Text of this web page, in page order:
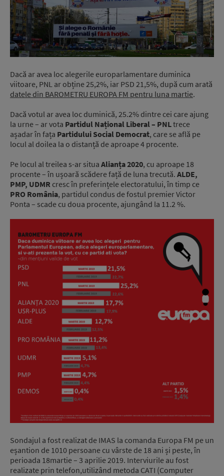
Dacă ar avea loc alegerile europarlamentare duminica
viitoare, PNL ar obține 25,2%, iar PSD 21,5%, după cum arată
datele din BAROMETRU EUROPA FM pentru luna martie.
Dacă votul ar avea loc duminică, 25.2% dintre cei care ajung
la urne – ar vota Partidul Național Liberal – PNLtrece
așadar în fața Partidului Social Democrat, care se află pe
locul al doilea la o distanță de aproape 4 procente.
Pe locul al treilea s-ar situa Alianța 2020, cu aproape 18
procente – în ușoară scădere față de luna trecută. ALDE,
PMP, UDMR cresc în preferințele electoratului, în timp ce
PRO România, partidul condus de fostul premier Victor
Ponta – scade cu doua procente, ajungând la 11.2 %.
Sondajul a fost realizat de IMAS la comanda Europa FM pe un
eșantion de 1010 persoane cu vârste de 18 ani și peste, în
perioada 18martie – 3 aprilie 2019. Interviurile au fost
realizate prin telefon,utilizând metoda CATI (Computer